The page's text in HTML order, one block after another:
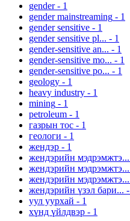
gender - 1
gender mainstreaming - 1
gender sensitive - 1
gender sensitive pl... - 1
gender-sensitive an... - 1
gender-sensitive mo... - 1
gender-sensitive po... - 1
geology - 1
heavy industry - 1
mining - 1
petroleum - 1
газрын тос - 1
геологи - 1
жендэр - 1
жендэрийн мэдрэмжтэ...
жендэрийн мэдрэмжтэ...
жендэрийн мэдрэмжтэ...
жендэрийн үзэл бари... -
уул уурхай - 1
хүнд үйлдвэр - 1